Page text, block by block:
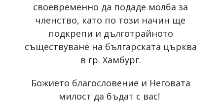
своевременно да подаде молба за
членство, като по този начин ще
подкрепи и дълготрайното
съществуване на българската църква
в гр. Хамбург.
Божието благословение и Неговата
милост да бъдат с вас!